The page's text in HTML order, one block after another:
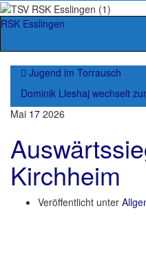
RSK Esslingen
Jugend im Torrausch
Dominik Lleshaj wechselt
Mai 17 2026
Kirchheim
Veröffentlicht unter